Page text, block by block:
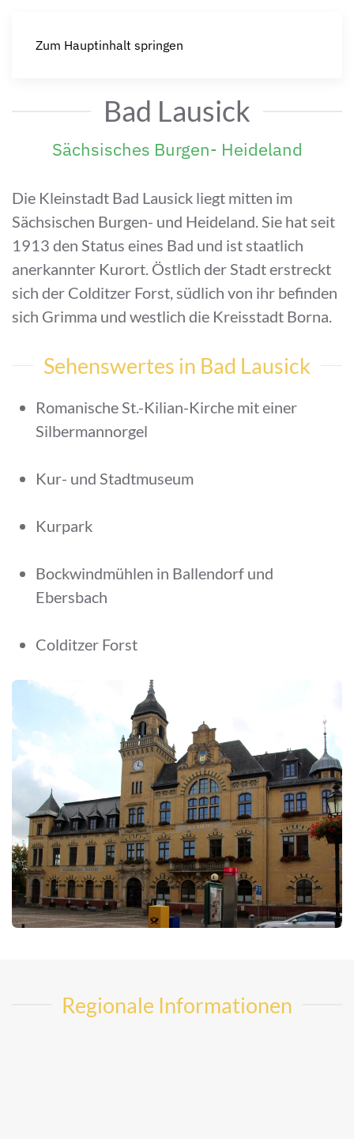
Zum Hauptinhalt springen
Bad Lausick
Sächsisches Burgen- Heideland
Die Kleinstadt Bad Lausick liegt mitten im
Sächsischen Burgen- und Heideland. Sie hat seit
1913 den Status eines Bad und ist staatlich
anerkannter Kurort. Östlich der Stadt erstreckt
sich der Colditzer Forst, südlich von ihr befinden
sich Grimma und westlich die Kreisstadt Borna.
Sehenswertes in Bad Lausick
Romanische St.-Kilian-Kirche mit einer
Silbermannorgel
Kur- und Stadtmuseum
Kurpark
Bockwindmühlen in Ballendorf und
Ebersbach
Colditzer Forst
Regionale Informationen